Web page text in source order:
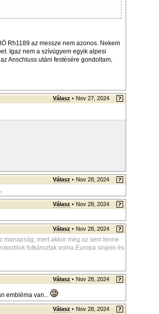
Rh1189 az messze nem azonos. Nekem
Igaz nem a szívügyem egyik alpesi
Anschluss utáni festésére gondoltam,
Válasz • Nov 27, 2024
Válasz • Nov 28, 2024
Válasz • Nov 28, 2024
Válasz • Nov 28, 2024
mert akkor még az sem lenne
futkároztak volna Europa sinjein és
Válasz • Nov 28, 2024
embléma van...
Válasz • Nov 28, 2024